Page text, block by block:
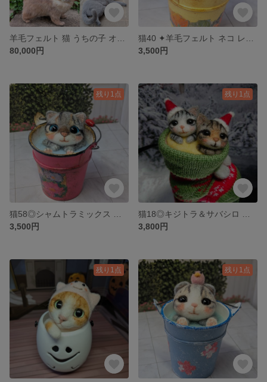
80,000円
3,500円
残り1点
3,500円
残り1点
3,800円
残り1点 残り1点